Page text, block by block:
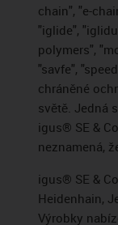
chain", "e-
"iglide",
polymers",
"savfe",
chráněné
světě. Jedná
igus® SE &
neznamená,
igus® SE &
Heidenhain,
Výrobky